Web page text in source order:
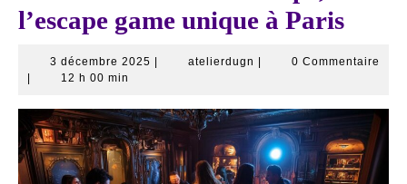
l’escape game unique à Paris
3 décembre 2025 3
atelierdugn atelierdugn0 Commentaire
12 h 00 min